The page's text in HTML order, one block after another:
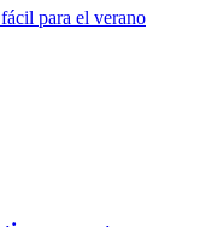
para el verano